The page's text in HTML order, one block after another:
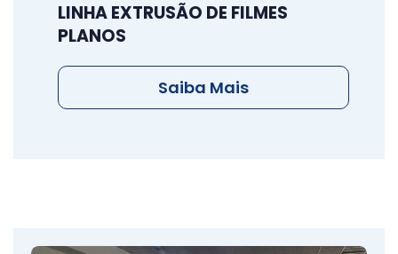
LINHA EXTRUSÃO DE FILMES
PLANOS
Saiba Mais